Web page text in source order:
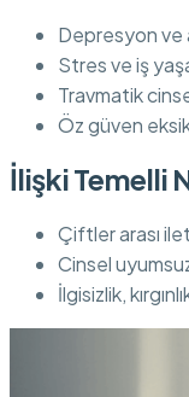
Depresyon ve
Stres ve iş
Travmatik
Öz güven
İlişki Temelli
Çiftler arası
Cinsel
İlgisizlik,